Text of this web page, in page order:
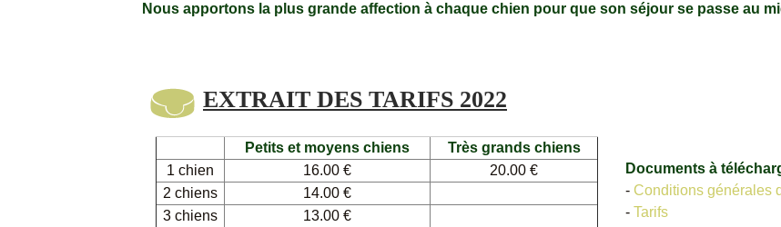
Nous apportons la plus grande affection à chaque chien pour que son séjour se passe au
EXTRAIT DES TARIFS 2022
Petits et moyens chiens
Très grands chiens
1 chien
16.00 €
20.00 €
2 chiens
14.00 €
3 chiens
13.00 €
Documents à
- Conditions générales
- Tarifs